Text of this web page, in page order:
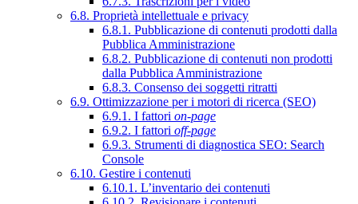
6.8. Proprietà intellettuale e privacy
6.8.1. Pubblicazione di contenuti prodotti dalla
Pubblica Amministrazione
6.8.2. Pubblicazione di contenuti non prodotti
dalla Pubblica Amministrazione
6.8.3. Consenso dei soggetti ritratti
6.9. Ottimizzazione per i motori di ricerca (SEO)
6.9.1. I fattori on-page
6.9.2. I fattori off-page
6.9.3. Strumenti di diagnostica SEO: Search
Console
6.10. Gestire i contenuti
6.10.1. L’inventario dei contenuti